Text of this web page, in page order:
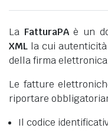
La FatturaPAè un
XML la cui
della firma
Le fatture
riportare
Il codice